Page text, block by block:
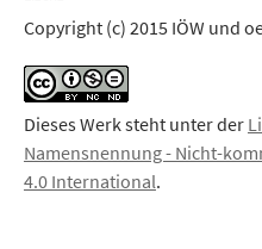
Copyright (c) 2015 IÖW und
Dieses Werk steht unter der
Namensnennung - Nicht-
4.0 International.